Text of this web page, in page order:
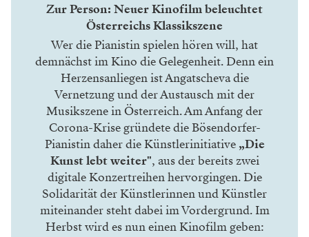
Zur Person: Neuer Kinofilm beleuchtet
Österreichs Klassikszene
Wer die Pianistin spielen hören will, hat
demnächst im Kino die Gelegenheit. Denn ein
Herzensanliegen ist Angatscheva die
Vernetzung und der Austausch mit der
Musikszene in Österreich. Am Anfang der
Corona-Krise gründete die Bösendorfer-
Pianistin daher die Künstlerinitiative„Die
Kunst lebt weiter", aus der bereits zwei
digitale Konzertreihen hervorgingen. Die
Solidarität der Künstlerinnen und Künstler
miteinander steht dabei im Vordergrund. Im
Herbst wird es nun einen Kinofilm geben: